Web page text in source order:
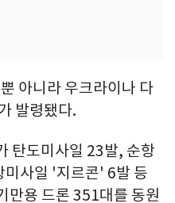
아니라 우크라이나 다
발령됐다.
탄도미사일 23발, 순항
미사일 '지르콘' 6발 등
만용 드론 351대를 동원